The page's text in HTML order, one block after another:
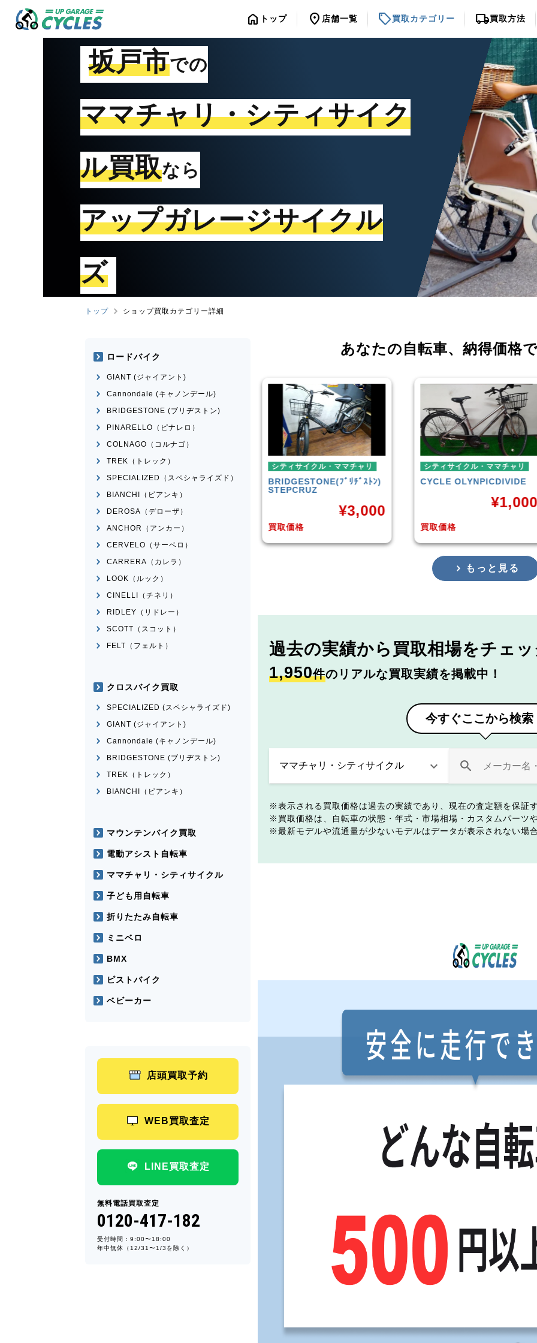
home トップ location_on 店舗一覧 sell買取カテゴリー local_shipping買取方法
坂戸市での
ママチャリ・シティサイク
ル買取なら
アップガレージサイクル
ズ
トップ ショップ買取カテゴリー詳細
あなたの自転車、 納得価格
シティサイクル・ママチャリ
¥220
シティサイクル・ママチャリ
BRIDGESTONE(ﾌﾞﾘﾁﾞｽﾄﾝ)
STEPCRUZ
買取価格
シティサイクル・ママチャリ
CYCLE OLYNPIC DIVIDE
ミニベロ
シティサイクル
TERNSURGE
もっと見る
過去の実績から 買取相場をチェ
1,950件のリアルな買取実績を掲載中！
今すぐここから検索
表示される買取価格は過去の実績であり、現在の査定額を保証
買取価格は、自転車の状態・年式・市場相場・カスタムパーツ
最新モデルや流通量が少ないモデルはデータが表示されない場
ロードバイク
GIANT (ジャイアント)
Cannondale (キャノンデール)
BRIDGESTONE (ブリヂストン)
PINARELLO（ピナレロ）
COLNAGO（コルナゴ）
TREK（トレック）
SPECIALIZED（スペシャライズド）
BIANCHI（ビアンキ）
DEROSA（デローザ）
ANCHOR（アンカー）
CERVELO（サーベロ）
CARRERA（カレラ）
LOOK（ルック）
CINELLI（チネリ）
RIDLEY（リドレー）
SCOTT（スコット）
FELT（フェルト）
クロスバイク買取
SPECIALIZED (スペシャライズド)
GIANT (ジャイアント)
Cannondale (キャノンデール)
BRIDGESTONE (ブリヂストン)
TREK（トレック）
BIANCHI（ビアンキ）
マウンテンバイク買取
電動アシスト自転車
ママチャリ・シティサイクル
子ども用自転車
折りたたみ自転車
ミニベロ
BMX
ピストバイク
ベビーカー
店頭買取予約
WEB買取査定
LINE買取査定
無料電話買取査定
0120-417-182
受付時間：9:00〜18:00
年中無休（12/31〜1/3を除く）